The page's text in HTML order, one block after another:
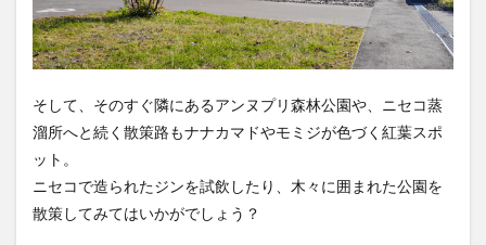
そして、そのすぐ隣にあるアンヌプリ森林公園や、ニセコ蒸
溜所へと続く散策路もナナカマドやモミジが色づく紅葉スポ
ット。
ニセコで造られたジンを試飲したり、木々に囲まれた公園を
散策してみてはいかがでしょう？